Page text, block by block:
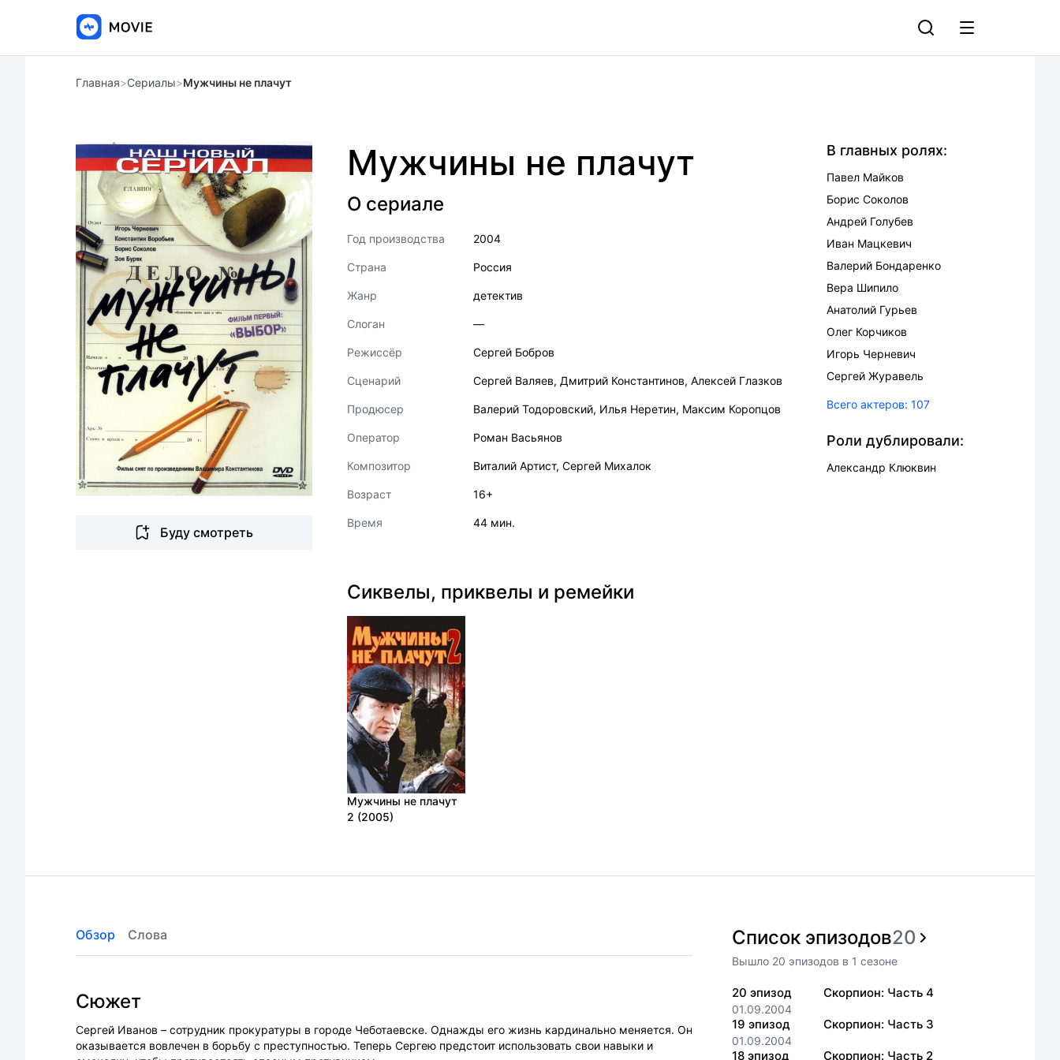
Главная>Сериалы>Мужчины не плачут
Буду смотреть
Мужчины не плачут
О сериале
Год производства 2004
Страна Россия
Жанр детектив
Слоган —
Режиссёр Сергей Бобров
Сценарий Сергей Валяев, Дмитрий Константинов, Алексей Глазков
Продюсер Валерий Тодоровский, Илья Неретин, Максим Коропцов
Оператор Роман Васьянов
Композитор Виталий Артист, Сергей Михалок
Возраст 16+
Время 44 мин.
В главных ролях:
Павел Майков
Борис Соколов
Андрей Голубев
Иван Мацкевич
Валерий Бондаренко
Вера Шипило
Анатолий Гурьев
Олег Корчиков
Игорь Черневич
Сергей Журавель
Всего актеров: 107
Роли дублировали:
Александр Клюквин
Сиквелы, приквелы и ремейки
Мужчины не плачут
2 (2005)
Обзор Слова
Сюжет
Сергей Иванов – сотрудник прокуратуры в городе Чеботаевске. Однажды его жизнь кардинально меняется. Он
оказывается вовлечен в борьбу с преступностью. Теперь Сергею предстоит использовать свои навыки и
Список эпизодов20
Вышло 20 эпизодов в 1 сезоне
20 эпизод
01.09.2004
Скорпион: Часть 4
19 эпизод
01.09.2004
Скорпион: Часть 3
18 эпизод Скорпион: Часть 2